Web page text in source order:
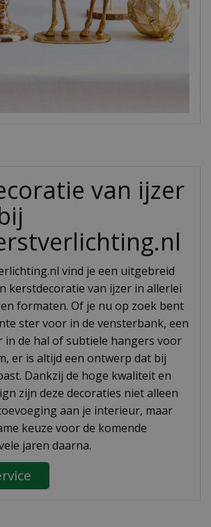
van ijzer
vind je een uitgebreid
kerstdecoratie van ijzer in allerlei
formaten. Of je nu op zoek bent
ster voor in de vensterbank, een
de hal of subtiele hangers voor
er is altijd een ontwerp dat bij
Dankzij de hoge kwaliteit en
zijn deze decoraties niet alleen
aan je interieur, maar
keuze voor de komende
jaren daarna.